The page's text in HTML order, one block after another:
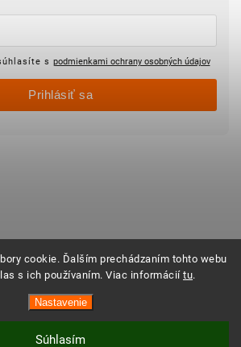
cookie. Ďalším prechádzaním tohto webu
s ich používaním. Viac informácií tu.
Nastavenie
Súhlasím
s podmienkami ochrany osobných údajov
Prihlásiť sa